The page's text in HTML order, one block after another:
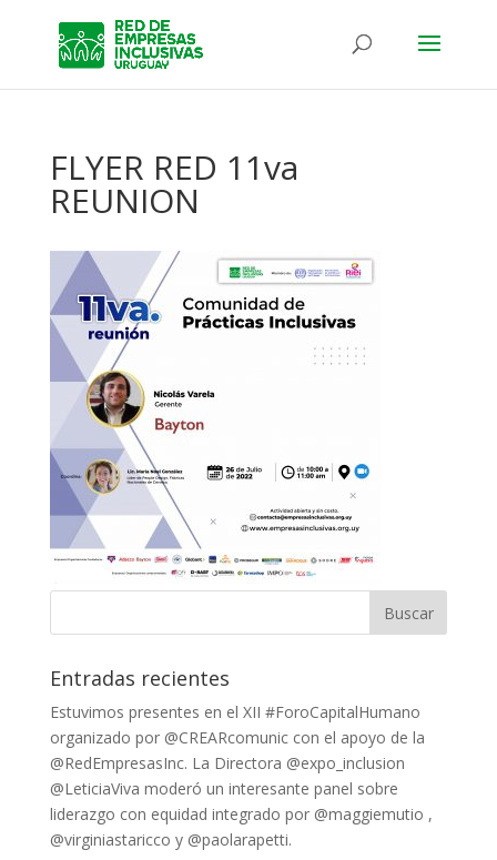
FLYER RED 11va
REUNION
Entradas recientes
Estuvimos presentes en el XII #ForoCapitalHumano
organizado por @CREARcomunic con el apoyo de la
@RedEmpresasInc. La Directora @expo_inclusion
@LeticiaViva moderó un interesante panel sobre
liderazgo con equidad integrado por @maggiemutio ,
@virginiastaricco y @paolarapetti.